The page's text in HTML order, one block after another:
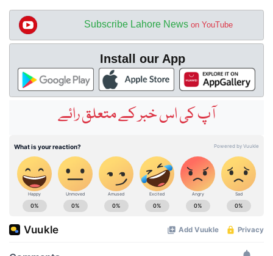
Subscribe Lahore News on YouTube
Install our App
آپ کی اس خبر کے متعلق رائے